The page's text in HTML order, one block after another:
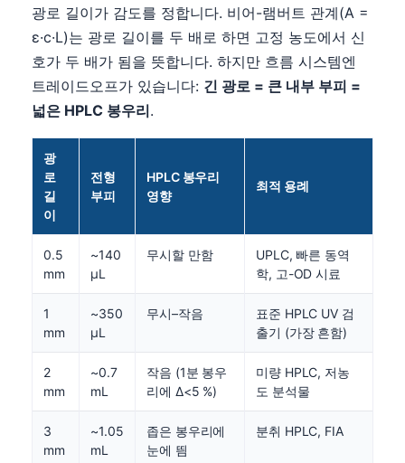
광로 길이가 감도를 정합니다. 비어-램버트 관계(A =
ε·c·L)는 광로 길이를 두 배로 하면 고정 농도에서 신
호가 두 배가 됨을 뜻합니다. 하지만 흐름 시스템엔
트레이드오프가 있습니다: 긴 광로 = 큰 내부 부피 =
넓은 HPLC 봉우리.
광
로
길
이
전형
부피
HPLC 봉우리
영향
최적 용례
0.5
mm
~140
µL
무시할 만함
UPLC, 빠른 동역
학, 고-OD 시료
1
mm
~350
µL
무시–작음
표준 HPLC UV 검
출기 (가장 흔함)
2
mm
~0.7
mL
작음 (1분 봉우
리에 Δ<5 %)
미량 HPLC, 저농
도 분석물
3
mm
~1.05
mL
좁은 봉우리에
눈에 띔
분취 HPLC, FIA